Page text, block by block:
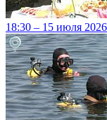
18:30 – 15 июля 2026